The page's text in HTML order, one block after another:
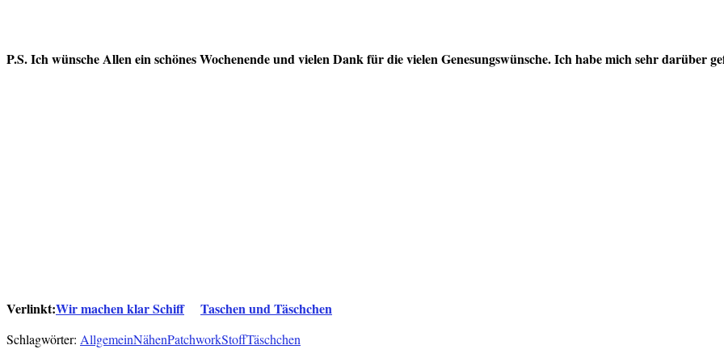
P.S. Ich wünsche Allen ein schönes Wochenende und vielen Dank für die vielen Genesungswünsche. Ich habe mich sehr darüber
Verlinkt:Wir machen klar Schiff Taschen und Täschchen
Schlagwörter: AllgemeinNähenPatchworkStoffTäschchen